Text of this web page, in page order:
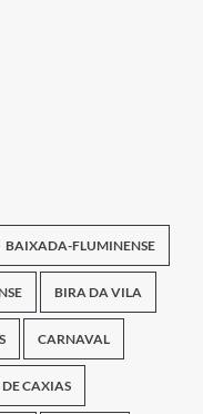
BAIXADA-FLUMINENSE
BIRA DA VILA
CARNAVAL
CAXIAS